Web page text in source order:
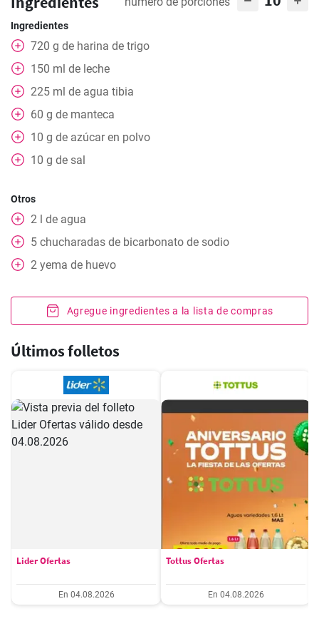
Ingredientes
720 g de harina de trigo
150 ml de leche
225 ml de agua tibia
60 g de manteca
10 g de azúcar en polvo
10 g de sal
Otros
2 l de agua
5 chucharadas de bicarbonato de sodio
2 yema de huevo
Agregue ingredientes a la lista de compras
Últimos folletos
Lider Ofertas
En 04.08.2026
Tottus Ofertas
En 04.08.2026